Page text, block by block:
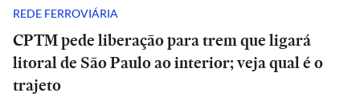
REDE FERROVIÁRIA
CPTM pede liberação para trem que ligará
litoral de São Paulo ao interior; veja qual é o
trajeto